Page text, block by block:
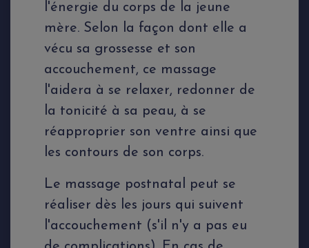
l'énergie du corps de la jeune
mère. Selon la façon dont elle a
vécu sa grossesse et son
accouchement, ce massage
l'aidera à se relaxer, redonner de
la tonicité à sa peau, à se
réapproprier son ventre ainsi que
les contours de son corps.
Le massage postnatal peut se
réaliser dès les jours qui suivent
l'accouchement (s'il n'y a pas eu